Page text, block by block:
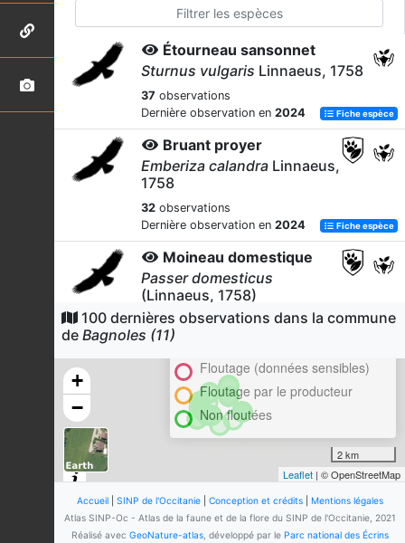
Étourneau sansonnet
Sturnus vulgaris Linnaeus, 1758
37 observations
Dernière observation en 2024 Fiche espèce
Bruant proyer
Emberiza calandra Linnaeus,
1758
32 observations
Dernière observation en 2024 Fiche espèce
Moineau domestique
Passer domesticus
(Linnaeus, 1758)
28observations
Dernière observation en
Serin cini
Serinus serinus(Linnaeus,
1766)
observations
Fiche espèce
Lièvre d'Europe
Lepus europaeusPallas, 1778
100 dernières observations dans la commune
de Bagnoles (11)
+
−
Cluster
Floutage (données sensibles)
Floutage par le producteur
Non floutées
2 km
Leaflet | © OpenStreetMap
Accueil| SINP de l'Occitanie| Conception et crédits| Mentions légales
Atlas SINP-Oc - Atlas de la faune et de la flore du SINP de l'Occitanie, 2021
Réalisé avec GeoNature-atlas, développé par le Parc national des Écrins